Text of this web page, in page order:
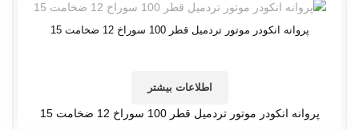
پروانه انکودر موتور تردمیل قطر 100 سوراخ 12 ضخامت 15
اطلاعات بیشتر
پروانه انکودر موتور تردمیل قطر 100 سوراخ 12 ضخامت 15